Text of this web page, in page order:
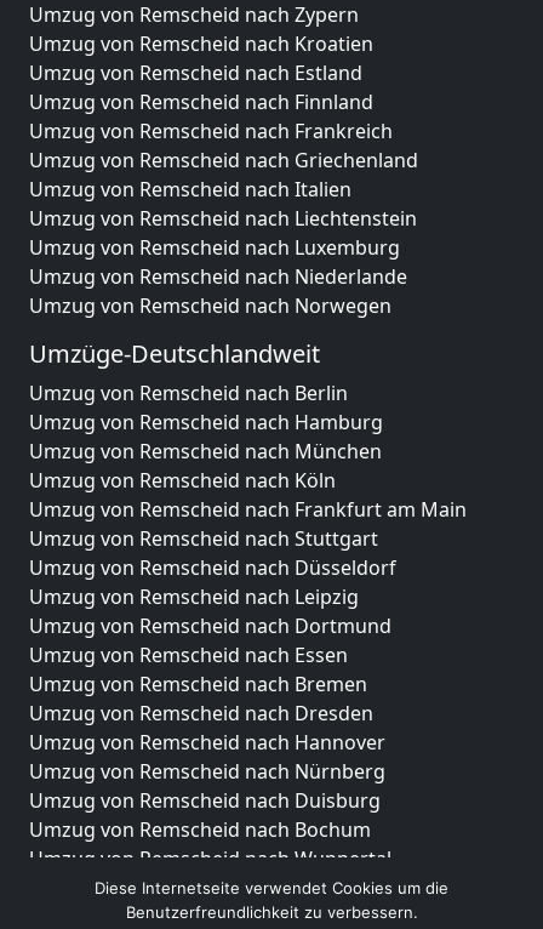
Umzug von Remscheid nach Zypern
Umzug von Remscheid nach Kroatien
Umzug von Remscheid nach Estland
Umzug von Remscheid nach Finnland
Umzug von Remscheid nach Frankreich
Umzug von Remscheid nach Griechenland
Umzug von Remscheid nach Italien
Umzug von Remscheid nach Liechtenstein
Umzug von Remscheid nach Luxemburg
Umzug von Remscheid nach Niederlande
Umzug von Remscheid nach Norwegen
Umzüge-Deutschlandweit
Umzug von Remscheid nach Berlin
Umzug von Remscheid nach Hamburg
Umzug von Remscheid nach München
Umzug von Remscheid nach Köln
Umzug von Remscheid nach Frankfurt am Main
Umzug von Remscheid nach Stuttgart
Umzug von Remscheid nach Düsseldorf
Umzug von Remscheid nach Leipzig
Umzug von Remscheid nach Dortmund
Umzug von Remscheid nach Essen
Umzug von Remscheid nach Bremen
Umzug von Remscheid nach Dresden
Umzug von Remscheid nach Hannover
Umzug von Remscheid nach Nürnberg
Umzug von Remscheid nach Duisburg
Umzug von Remscheid nach Bochum
Umzug von Remscheid nach Wuppertal
Umzug von Remscheid nach Bielefeld
Umzug von Remscheid nach Bonn
Diese Internetseite verwendet Cookies um die
Benutzerfreundlichkeit zu verbessern.